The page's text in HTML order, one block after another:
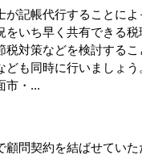
が記帳代行することによ
をいち早く共有できる税
対策などを検討するこ
も同時に行いましょう
市・...
問契約を結ばせていた